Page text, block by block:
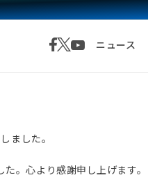
ニュース
ました。
。心より感謝申し上げます。